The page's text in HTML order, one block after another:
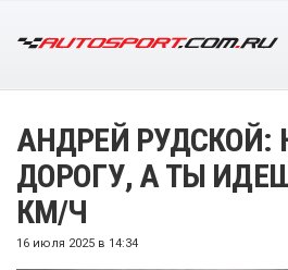
АНДРЕЙ РУДСКОЙ:
ДОРОГУ, А ТЫ
КМ/Ч
16 июля 2025 в 14:34